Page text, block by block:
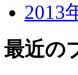
2013
最近の